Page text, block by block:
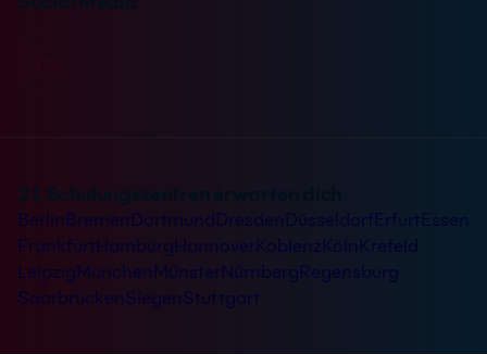
21 Schulungszentren erwarten dich
Berlin Bremen Dortmund ErfurtEssen
FrankfurtHamburgHannover
Krefeld
LeipzigMünchen Münster
SaarbrückenSiegen Stuttgart